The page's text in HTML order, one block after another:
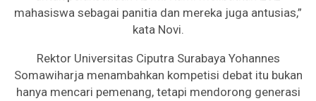
mahasiswa sebagai panitia dan mereka juga antusias,”
kata Novi.
Rektor Universitas Ciputra Surabaya Yohannes
Somawiharja menambahkan kompetisi debat itu bukan
hanya mencari pemenang, tetapi mendorong generasi